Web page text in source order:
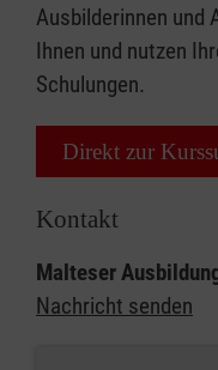
Ausbilderinnen und
Ihnen und nutzen
Schulungen.
Direkt zur
Kontakt
Malteser
Nachricht senden